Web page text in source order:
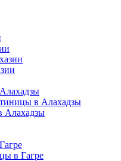
в Алахадзы
Алахадзы
в Гагре